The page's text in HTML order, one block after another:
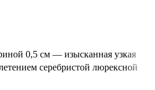
0,5 см — изысканная узкая
серебристой люрексной